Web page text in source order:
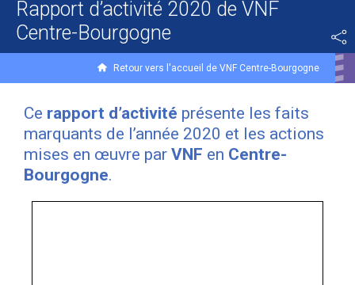
Rapport d’activité 2020 de VNF
Centre-Bourgogne
Retour vers l'accueil de VNF Centre-Bourgogne
Ce rapport d’activité présente les faits
marquants de l’année 2020 et les actions
mises en œuvre par VNF en Centre-
Bourgogne.